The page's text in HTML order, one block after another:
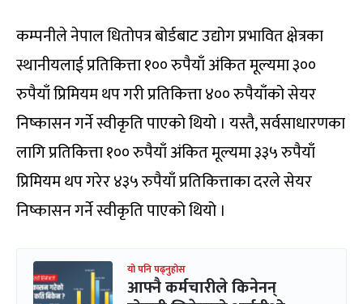
कम्पनीले नेपाल धितोपत्र बोर्डबाट उद्योग प्रभावित क्षेत्रका
स्थानीयलाई प्रतिकित्ता १०० रुपैयाँ अंकित मूल्यमा ३००
रुपैयाँ प्रिमियम थप गरी प्रतिकित्ता ४०० रुपैयाँको सेयर
निष्कासन गर्ने स्वीकृति पाएको थियो । यस्तै, सर्वसाधारणका
लागि प्रतिकित्ता १०० रुपैयाँ अंकित मूल्यमा ३३५ रुपैयाँ
प्रिमियम थप गरेर ४३५ रुपैयाँ प्रतिकित्ताका दरले सेयर
निष्कासन गर्ने स्वीकृति पाएको थियो ।
यो पनि पढ्नुहोस
आफ्नै कर्मचारीले किनेनन्